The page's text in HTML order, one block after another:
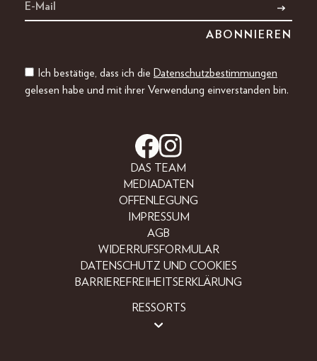
Ich bestätige, dass ich die Datenschutzbestimmungen
gelesen habe und mit ihrer Verwendung einverstanden bin.
DAS TEAM
MEDIADATEN
OFFENLEGUNG
IMPRESSUM
AGB
WIDERRUFSFORMULAR
DATENSCHUTZ UND COOKIES
BARRIEREFREIHEITSERKLÄRUNG
RESSORTS